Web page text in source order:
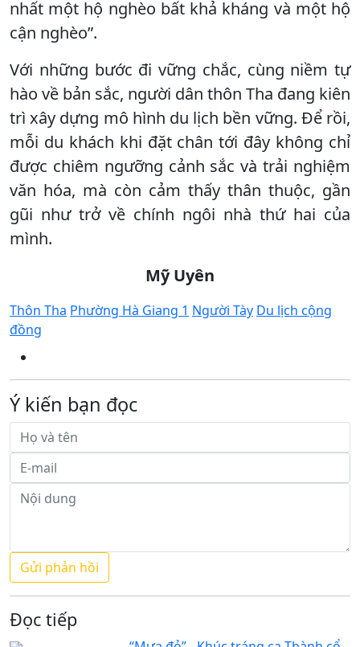
nhất một hộ nghèo bất khả kháng và một hộ
cận nghèo”.
Với những bước đi vững chắc, cùng niềm tự
hào về bản sắc, người dân thôn Tha đang kiên
trì xây dựng mô hình du lịch bền vững. Để rồi,
mỗi du khách khi đặt chân tới đây không chỉ
được chiêm ngưỡng cảnh sắc và trải nghiệm
văn hóa, mà còn cảm thấy thân thuộc, gần
gũi như trở về chính ngôi nhà thứ hai của
mình.
Mỹ Uyên
Thôn Tha Phường Hà Giang 1 Người Tày Du lịch cộng
đồng
Ý kiến bạn đọc
Đọc tiếp